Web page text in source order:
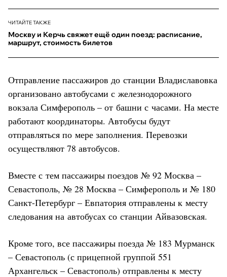
ЧИТАЙТЕ ТАКЖЕ
Москву и Керчь свяжет ещё один поезд: расписание,
маршрут, стоимость билетов
Отправление пассажиров до станции Владиславовка
организовано автобусами с железнодорожного
вокзала Симферополь – от башни с часами. На месте
работают координаторы. Автобусы будут
отправляться по мере заполнения. Перевозки
осуществляют 78 автобусов.
Вместе с тем пассажиры поездов № 92 Москва –
Севастополь, № 28 Москва – Симферополь и № 180
Санкт-Петербург – Евпатория отправлены к месту
следования на автобусах со станции Айвазовская.
Кроме того, все пассажиры поезда № 183 Мурманск
– Севастополь (с прицепной группой 551
Архангельск – Севастополь) отправлены к месту